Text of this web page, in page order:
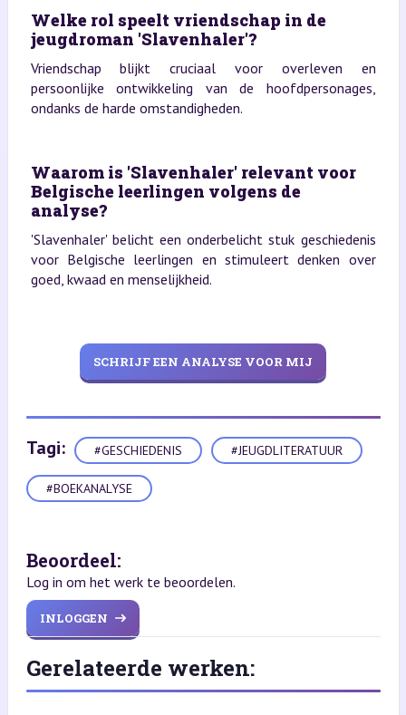
Welke rol speelt vriendschap in de
jeugdroman 'Slavenhaler'?
Vriendschap blijkt cruciaal voor overleven en
persoonlijke ontwikkeling van de hoofdpersonages,
ondanks de harde omstandigheden.
Waarom is 'Slavenhaler' relevant voor
Belgische leerlingen volgens de
analyse?
'Slavenhaler' belicht een onderbelicht stuk geschiedenis
voor Belgische leerlingen en stimuleert denken over
goed, kwaad en menselijkheid.
SCHRIJF EEN ANALYSE VOOR MIJ
Tagi: #GESCHIEDENIS #JEUGDLITERATUUR
#BOEKANALYSE
Beoordeel:
Log in om het werk te beoordelen.
INLOGGEN
Gerelateerde werken: